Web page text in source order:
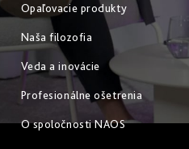
Opaľovacie produkty
Naša filozofia
Veda a inovácie
Profesionálne ošetrenia
O spoločnosti NAOS